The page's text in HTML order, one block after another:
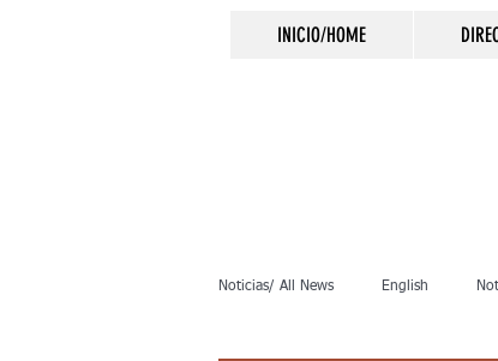
INICIO/HOME
Noticias/ All News English